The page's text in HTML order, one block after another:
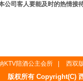
公司客人要能及时的热情接
版权所有 Copyright(C)
KTV陪酒公主会所 西双